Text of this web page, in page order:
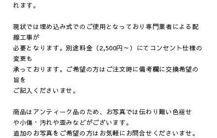
れます。
現状では埋め込み式でのご使用となっており専門業者による配
線工事が
必要となります。別途料金（2,500円～）にてコンセント仕様の
変更も
承っております。ご希望の方はご注文時に備考欄に交換希望の
旨を
ご記入くださいませ。
商品はアンティーク品のため、お写真では伝わり難い色褪せ
や小傷・汚れや歪みなどがございます。
追加のお写真をご希望の方はお気軽にお問合せくださいませ。